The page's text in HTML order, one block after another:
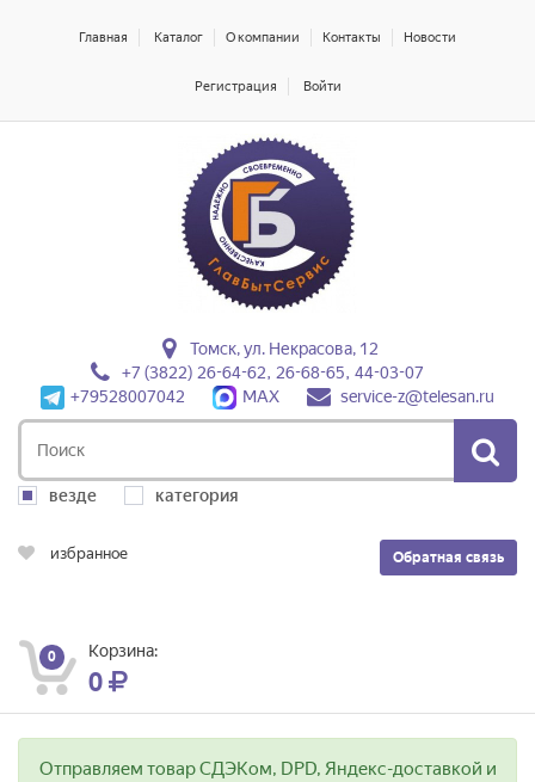
Главная Каталог О компании Контакты Новости
Регистрация Войти
Томск, ул. Некрасова, 12
+7 (3822) 26-64-62, 26-68-65, 44-03-07
+79528007042
MAX service-z@telesan.ru
везде категория
Обратная связь
избранное
0 Корзина:
0
Отправляем товар СДЭКом, DPD, Яндекс-доставкой и